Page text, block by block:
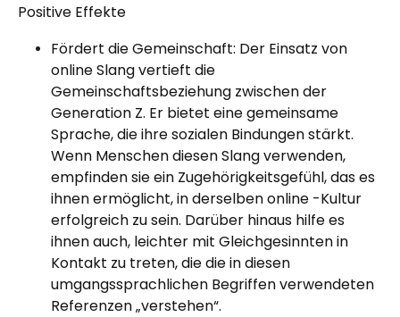
Positive Effekte
Fördert die Gemeinschaft: Der Einsatz von
online Slang vertieft die
Gemeinschaftsbeziehung zwischen der
Generation Z. Er bietet eine gemeinsame
Sprache, die ihre sozialen Bindungen stärkt.
Wenn Menschen diesen Slang verwenden,
empfinden sie ein Zugehörigkeitsgefühl, das es
ihnen ermöglicht, in derselben online -Kultur
erfolgreich zu sein. Darüber hinaus hilfe es
ihnen auch, leichter mit Gleichgesinnten in
Kontakt zu treten, die die in diesen
umgangssprachlichen Begriffen verwendeten
Referenzen „verstehen“.